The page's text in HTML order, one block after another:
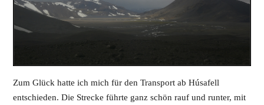
Zum Glück hatte ich mich für den Transport ab Húsafell
entschieden. Die Strecke führte ganz schön rauf und runter, mit